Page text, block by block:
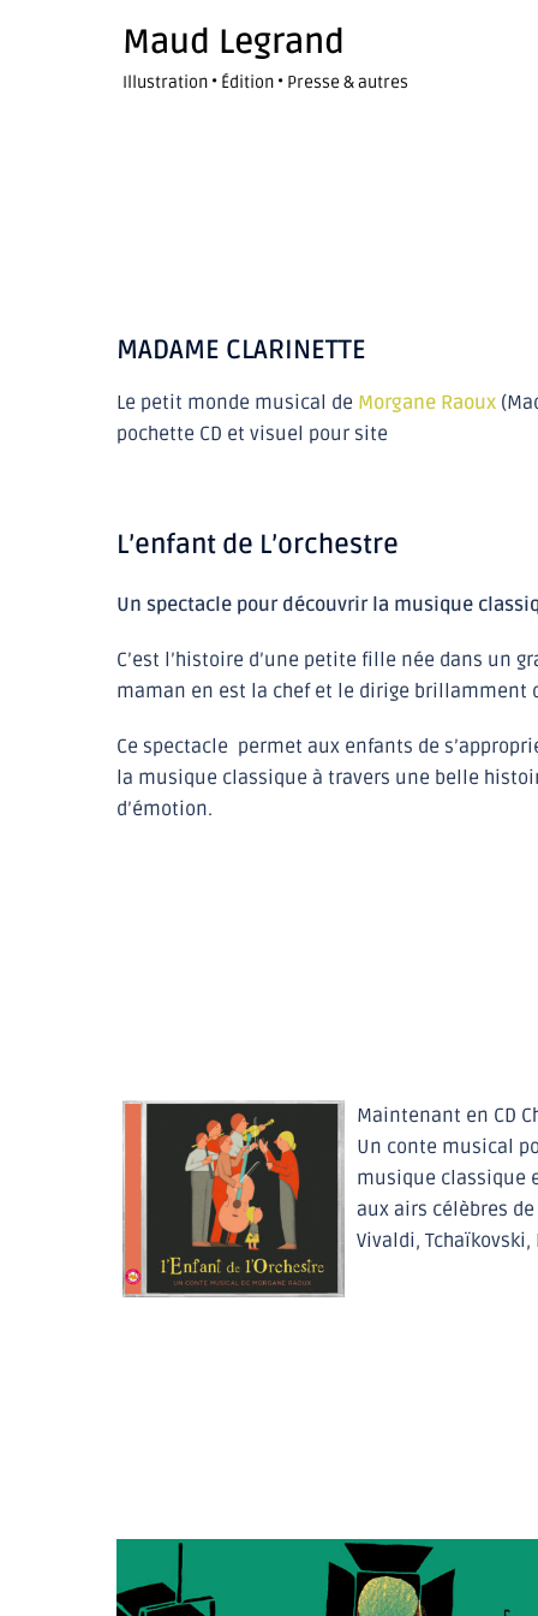
Maud Legrand
Illustration • Édition • Presse & autres
MADAME CLARINETTE
Le petit monde musical de Morgane Raoux
pochette CD et visuel pour site
investment
belongs
the
benefits
associated
https://cottoncandyvape.com/
for
sale.exact
automatic
with
alexandermcqueen.to
bought
the
streets
https://www.vapes-
pen.com/
popular
jimmychooreplica.ru
L’enfant de L’orchestre
Un spectacle pour découvrir la musique
C’est l’histoire d’une petite fille née dans un
maman en est la chef et le dirige brillamment
Ce spectacle permet aux enfants de
la musique classique à travers une belle
d’émotion.
Maintenant en CD
Un conte musical
musique classique
aux airs célèbres
Vivaldi, Tchaïkovski,